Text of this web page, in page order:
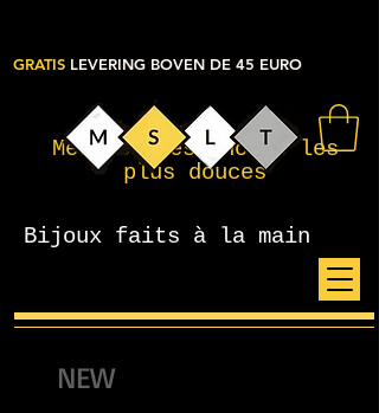
Mes petites choses les
plus douces
Bijoux faits à la main
GRATIS LEVERING BOVEN DE 45 EURO
NEW